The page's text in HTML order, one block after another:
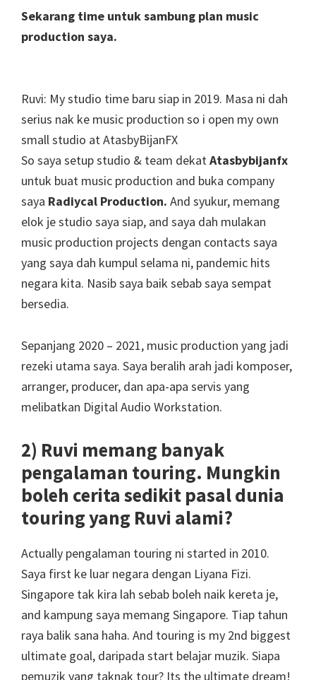
Sekarang time untuk sambung plan music
production saya.
Ruvi: My studio time baru siap in 2019. Masa ni dah
serius nak ke music production so i open my own
small studio at AtasbyBijanFX
So saya setup studio & team dekatAtasbybijanfx
untuk buat music production and buka company
saya Radiycal Production. And syukur, memang
elok je studio saya siap, and saya dah mulakan
music production projects dengan contacts saya
yang saya dah kumpul selama ni, pandemic hits
negara kita. Nasib saya baik sebab saya sempat
bersedia.
Sepanjang 2020 – 2021, music production yang jadi
rezeki utama saya. Saya beralih arah jadi komposer,
arranger, producer, dan apa-apa servis yang
melibatkan Digital Audio Workstation.
2) Ruvi memang banyak
pengalaman touring. Mungkin
boleh cerita sedikit pasal dunia
touring yang Ruvi alami?
Actually pengalaman touring ni started in 2010.
Saya first ke luar negara dengan Liyana Fizi.
Singapore tak kira lah sebab boleh naik kereta je,
and kampung saya memang Singapore. Tiap tahun
raya balik sana haha. And touring is my 2nd biggest
ultimate goal, daripada start belajar muzik. Siapa
pemuzik yang taknak tour? Its the ultimate dream!